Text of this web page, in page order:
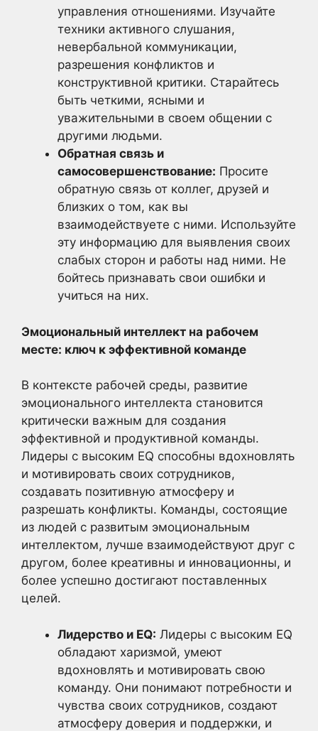
управления отношениями. Изучайте
техники активного слушания,
невербальной коммуникации,
разрешения конфликтов и
конструктивной критики. Старайтесь
быть четкими, ясными и
уважительными в своем общении с
другими людьми.
Обратная связь и
самосовершенствование: Просите
обратную связь от коллег, друзей и
близких о том, как вы
взаимодействуете с ними. Используйте
эту информацию для выявления своих
слабых сторон и работы над ними. Не
бойтесь признавать свои ошибки и
учиться на них.
Эмоциональный интеллект на рабочем
месте: ключ к эффективной команде
В контексте рабочей среды, развитие
эмоционального интеллекта становится
критически важным для создания
эффективной и продуктивной команды.
Лидеры с высоким EQ способны вдохновлять
и мотивировать своих сотрудников,
создавать позитивную атмосферу и
разрешать конфликты. Команды, состоящие
из людей с развитым эмоциональным
интеллектом, лучше взаимодействуют друг с
другом, более креативны и инновационны, и
более успешно достигают поставленных
целей.
Лидерство и EQ: Лидеры с высоким EQ
обладают харизмой, умеют
вдохновлять и мотивировать свою
команду. Они понимают потребности и
чувства своих сотрудников, создают
атмосферу доверия и поддержки, и